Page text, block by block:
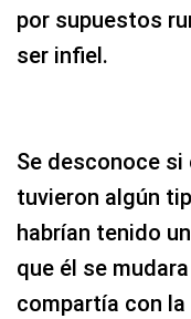
por supuestos
ser infiel.
Se desconoce
tuvieron algún
habrían tenido
que él se
compartía con